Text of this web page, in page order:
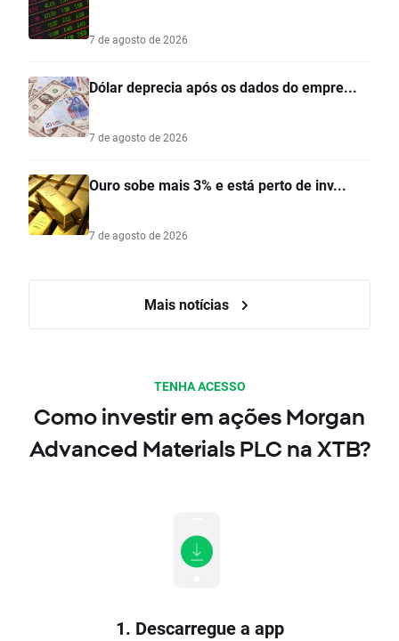
7 de agosto de 2026
Dólar deprecia após os dados do empre...
7 de agosto de 2026
Ouro sobe mais 3% e está perto de inv...
7 de agosto de 2026
Mais notícias
TENHA ACESSO
Como investir em ações Morgan
Advanced Materials PLC na XTB?
1. Descarregue a app